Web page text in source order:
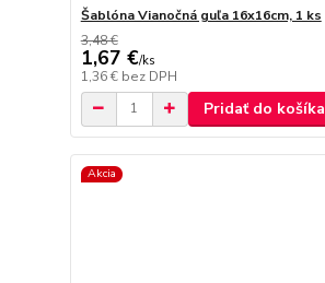
Šablóna Vianočná guľa 16x16cm, 1 ks
3,48 €
1,67 €/ks
1,36 € bez DPH
Pridať do košíka
Akcia